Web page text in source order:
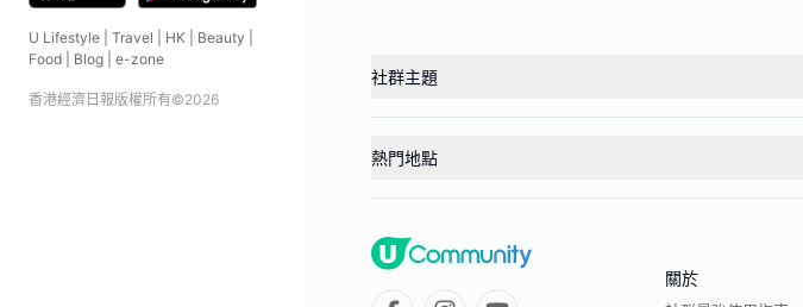
U Lifestyle Travel HK Beauty
Food
Blog e-zone
香港經濟日報版權所有©2026
社群主題
熱門地點
關於